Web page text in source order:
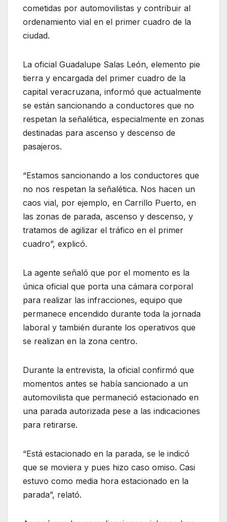
cometidas por automovilistas y contribuir al
ordenamiento vial en el primer cuadro de la
ciudad.
La oficial Guadalupe Salas León, elemento pie
tierra y encargada del primer cuadro de la
capital veracruzana, informó que actualmente
se están sancionando a conductores que no
respetan la señalética, especialmente en zonas
destinadas para ascenso y descenso de
pasajeros.
“Estamos sancionando a los conductores que
no nos respetan la señalética. Nos hacen un
caos vial, por ejemplo, en Carrillo Puerto, en
las zonas de parada, ascenso y descenso, y
tratamos de agilizar el tráfico en el primer
cuadro”, explicó.
La agente señaló que por el momento es la
única oficial que porta una cámara corporal
para realizar las infracciones, equipo que
permanece encendido durante toda la jornada
laboral y también durante los operativos que
se realizan en la zona centro.
Durante la entrevista, la oficial confirmó que
momentos antes se había sancionado a un
automovilista que permaneció estacionado en
una parada autorizada pese a las indicaciones
para retirarse.
“Está estacionado en la parada, se le indicó
que se moviera y pues hizo caso omiso. Casi
estuvo como media hora estacionado en la
parada”, relató.